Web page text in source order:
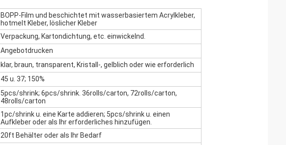
BOPP-Film und beschichtet mit wasserbasiertem Acrylkleber,
hotmelt Kleber, löslicher Kleber
Verpackung, Kartondichtung, etc. einwickelnd.
Angebotdrucken
klar, braun, transparent, Kristall-, gelblich oder wie erforderlich
45 u. 37; 150%
5pcs/shrink; 6pcs/shrink. 36rolls/carton, 72rolls/carton,
48rolls/carton
1pc/shrink u. eine Karte addieren; 5pcs/shrink u. einen
Aufkleber oder als Ihr erforderliches hinzufügen.
20ft Behälter oder als Ihr Bedarf